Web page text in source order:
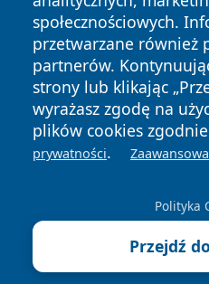
społecznościowych.
przetwarzane również
partnerów.
strony lub klikając
wyrażasz zgodę na
plików cookies zgodnie
prywatności.
Polityka
Przejdź
News Autorzy
Polityka